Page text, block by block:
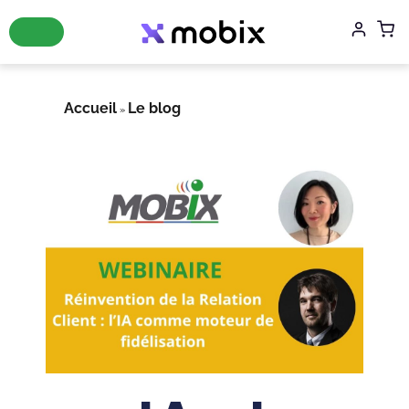
Accueil » Le blog